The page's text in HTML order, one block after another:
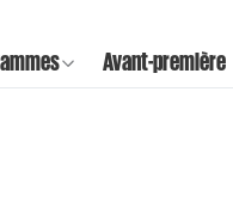
Avant-première